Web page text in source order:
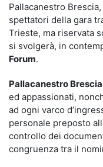
Pallacanestro Brescia,
spettatori della gara
Trieste, ma riservata
si svolgerà, in
Forum.
Pallacanestro Brescia
ed appassionati,
ad ogni varco
personale preposto
controllo dei
congruenza tra il